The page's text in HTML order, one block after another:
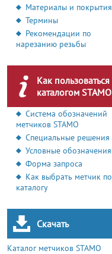
Материалы и покрытия
Термины
Рекомендации по
нарезанию резьбы
Как пользоваться
каталогом STAMO
Система обозначений
метчиков STAMO
Специальные решения
Условные обозначения
Форма запроса
Как выбрать метчик по
каталогу
Скачать
Каталог метчиков STAMO